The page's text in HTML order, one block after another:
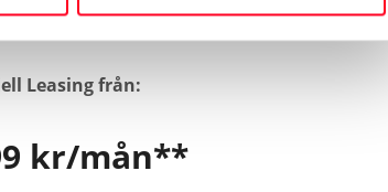
Leasing från:
kr/mån**